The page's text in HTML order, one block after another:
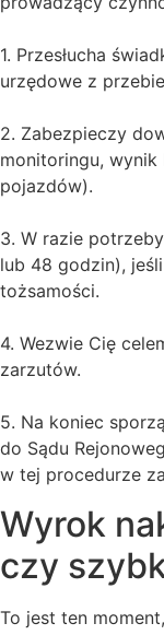
1. Przesłucha
urzędowe z
2. Zabezpieczy
monitoringu, wynik
pojazdów).
3. W razie
lub 48 godzin),
tożsamości.
4. Wezwie Cię
zarzutów.
5. Na koniec
do Sądu
w tej procedurze
Wyrok
czy
To jest ten